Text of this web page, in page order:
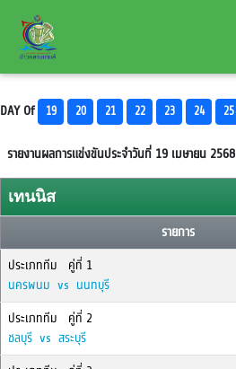
DAY Of 19 20 21 22 23 24 25
รายงานผลการแข่งขันประจำวันที่ 19 เมษายน 2568
เทนนิส
รายการ
ประเภททีม คู่ที่ 1
นครพนม vs นนทบุรี
ประเภททีม คู่ที่ 2
ชลบุรี vs สระบุรี